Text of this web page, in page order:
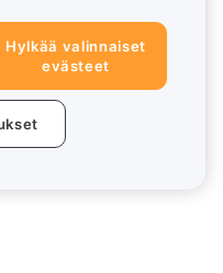
Hylkää valinnaiset
evästeet